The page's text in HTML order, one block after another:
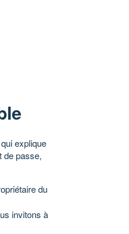
explique
de passe,
du
invitons à